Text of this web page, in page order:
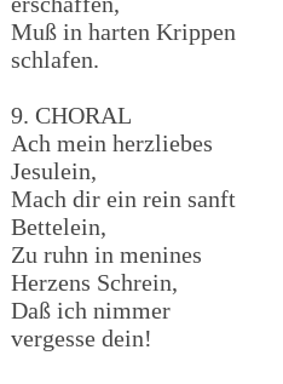
Muß in harten Krippen
schlafen.
9. CHORAL
Ach mein herzliebes
Jesulein,
Mach dir ein rein sanft
Bettelein,
Zu ruhn in menines
Herzens Schrein,
Daß ich nimmer
vergesse dein!